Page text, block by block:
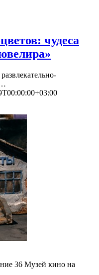
чудеса
36 Музей кино на